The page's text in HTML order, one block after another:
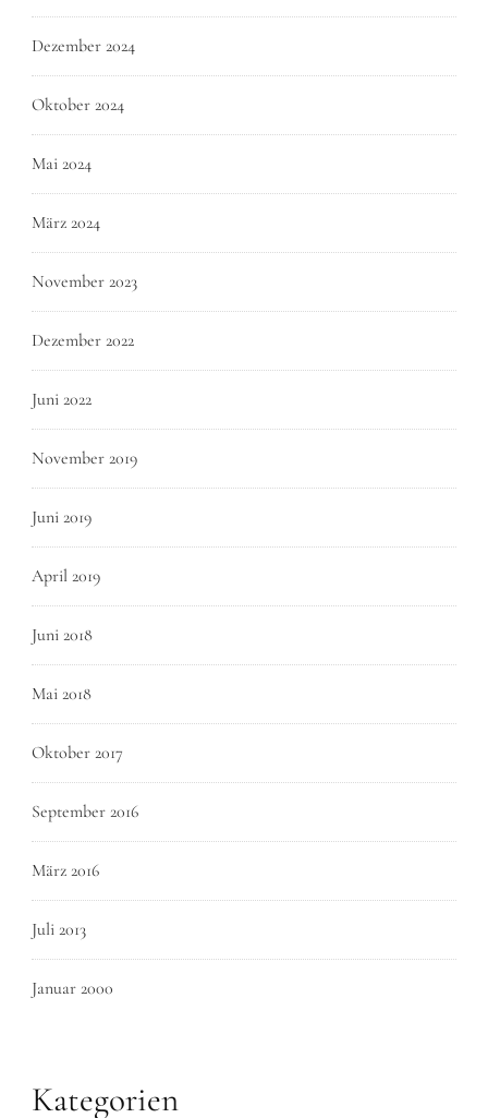
Dezember 2024
Oktober 2024
Mai 2024
März 2024
November 2023
Dezember 2022
Juni 2022
November 2019
Juni 2019
April 2019
Juni 2018
Mai 2018
Oktober 2017
September 2016
März 2016
Juli 2013
Januar 2000
Kategorien